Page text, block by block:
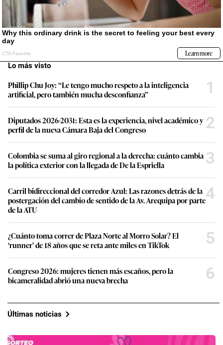
Lo más visto
Phillip Chu Joy: “Le tengo mucho respeto a la inteligencia
artificial, pero también mucha desconfianza”
1
Diputados 2026-2031: Esta es la experiencia, nivel académico y
perfil de la nueva Cámara Baja del Congreso
2
Colombia se suma al giro regional a la derecha: cuánto cambia
la política exterior con la llegada de De la Espriella
3
Carril bidireccional del corredor Azul: Las razones detrás de la
postergación del cambio de sentido de la Av. Arequipa por parte
de la ATU
4
¿Cuánto toma correr de Plaza Norte al Morro Solar? El
‘runner’ de 18 años que se reta ante miles en TikTok
5
Congreso 2026: mujeres tienen más escaños, pero la
bicameralidad abrió una nueva brecha
6
Últimas noticias